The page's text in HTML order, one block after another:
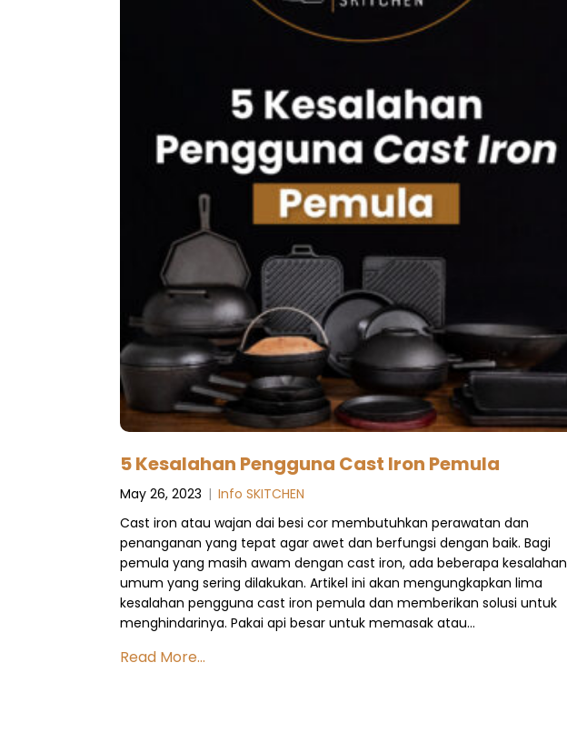
5 Kesalahan Pengguna Cast Iron Pemula
May 26, 2023 | Info SKITCHEN
Cast iron atau wajan dai besi cor membutuhkan perawatan dan
penanganan yang tepat agar awet dan berfungsi dengan baik. Bagi
pemula yang masih awam dengan cast iron, ada beberapa kesalahan
umum yang sering dilakukan. Artikel ini akan mengungkapkan lima
kesalahan pengguna cast iron pemula dan memberikan solusi untuk
menghindarinya. Pakai api besar untuk memasak atau…
Read More...